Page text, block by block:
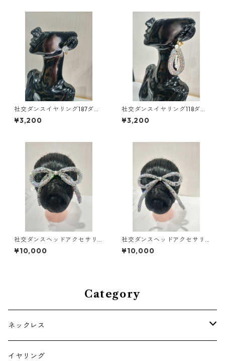
社交ダンスイヤリング187ダン
スアクセサリーベリーダンス
ブライダルアクセサリー
¥3,200
社交ダンスイヤリング118ダン
スアクセサリーベリーダンス
ブライダルアクセサリー
¥3,200
社交ダンスヘッドアクセサリ
ーHA-47大ダンスアクセサリ
ーベリーダンスブライダルア
¥10,000
社交ダンスヘッドアクセサリ
ーHA-61大ダンスアクセサリー
ベリーダンスブライダルアク
¥10,000
Category
ネックレス
チョーカー
イヤリング